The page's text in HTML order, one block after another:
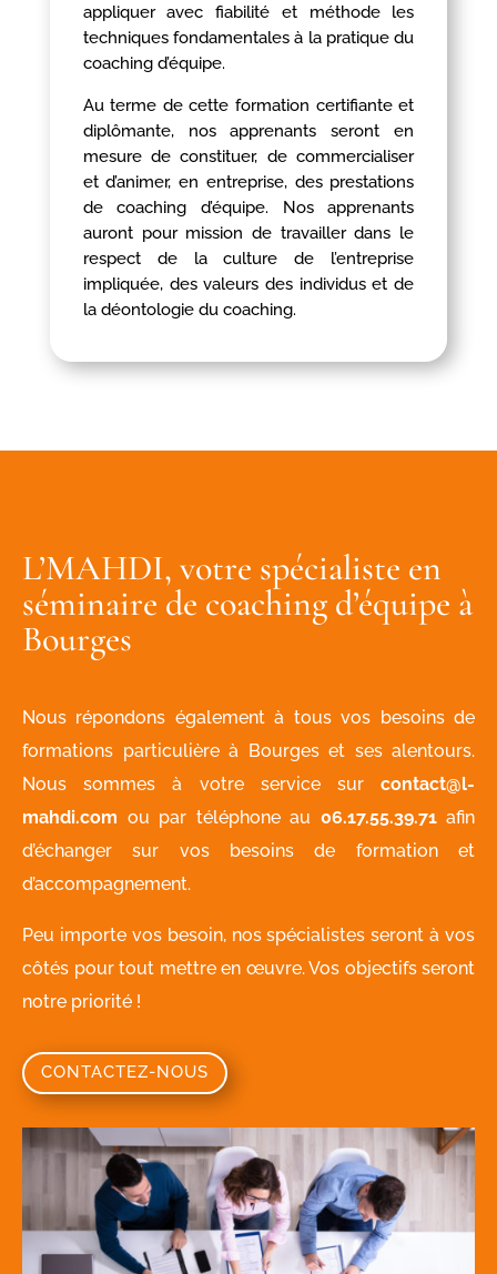
appliquer avec fiabilité et méthode les
techniques fondamentales à la pratique du
coaching d’équipe.
Au terme de cette formation certifiante et
diplômante, nos apprenants seront en
mesure de constituer, de commercialiser
et d’animer, en entreprise, des prestations
de coaching d’équipe. Nos apprenants
auront pour mission de travailler dans le
respect de la culture de l’entreprise
impliquée, des valeurs des individus et de
la déontologie du coaching.
L’MAHDI, votre spécialiste en
séminaire de coaching d’équipe à
Bourges
Nous répondons également à tous vos besoins de
formations particulière à Bourges et ses alentours.
Nous sommes à votre service sur contact@l-
mahdi.com ou par téléphone au 06.17.55.39.71afin
d’échanger sur vos besoins de formation et
d’accompagnement.
Peu importe vos besoin, nos spécialistes seront à vos
côtés pour tout mettre en œuvre. Vos objectifs seront
notre priorité !
CONTACTEZ-NOUS